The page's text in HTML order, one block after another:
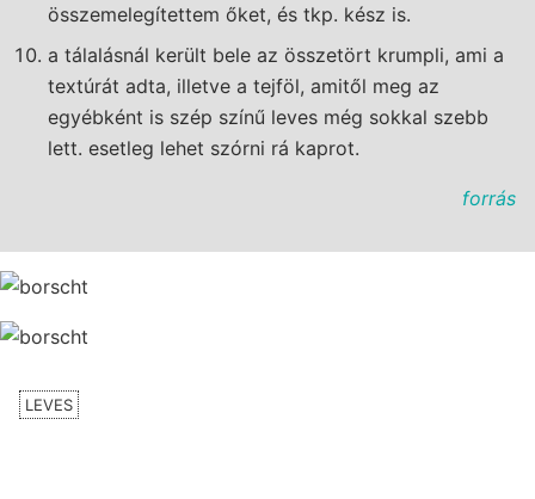
összemelegítettem őket, és tkp. kész is.
a tálalásnál került bele az összetört krumpli, ami a
textúrát adta, illetve a tejföl, amitől meg az
egyébként is szép színű leves még sokkal szebb
lett. esetleg lehet szórni rá kaprot.
forrás
LEVES